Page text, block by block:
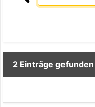
2 Einträge gefunden